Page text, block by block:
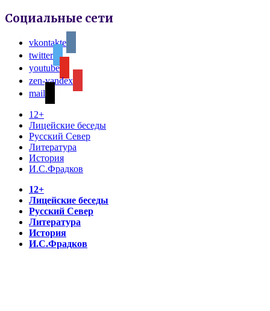
Социальные сети
vkontakte
twitter
youtube
zen-yandex
mail
12+
Лицейские беседы
Русский Север
Литература
История
И.С.Фрадков
12+
Лицейские беседы
Русский Север
Литература
История
И.С.Фрадков